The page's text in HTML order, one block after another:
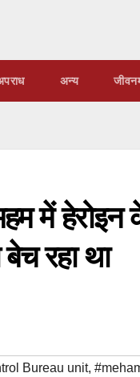
अन्य
में हेरोइन
रहा था
Bureau unit,